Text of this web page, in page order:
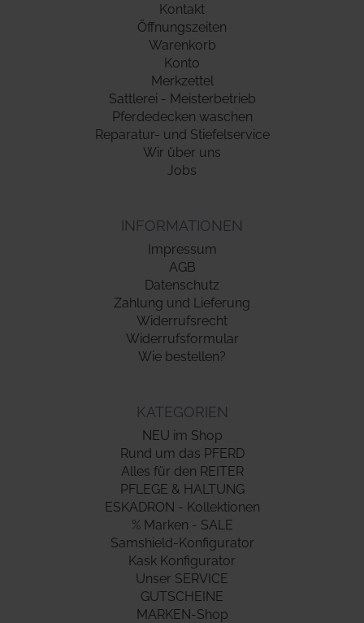
Kontakt
Öffnungszeiten
Warenkorb
Konto
Merkzettel
Sattlerei - Meisterbetrieb
Pferdedecken waschen
Reparatur- und Stiefelservice
Wir über uns
Jobs
INFORMATIONEN
Impressum
AGB
Datenschutz
Zahlung und Lieferung
Widerrufsrecht
Widerrufsformular
Wie bestellen?
KATEGORIEN
NEU im Shop
Rund um das PFERD
Alles für den REITER
PFLEGE & HALTUNG
ESKADRON - Kollektionen
% Marken - SALE
Samshield-Konfigurator
Kask Konfigurator
Unser SERVICE
GUTSCHEINE
MARKEN-Shop